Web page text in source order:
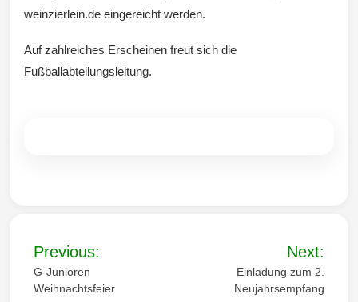
weinzierlein.de eingereicht werden.
Auf zahlreiches Erscheinen freut sich die
Fußballabteilungsleitung.
B
e
Previous:
G-Junioren
Weihnachtsfeier
Next:
Einladung zum 2.
Neujahrsempfang